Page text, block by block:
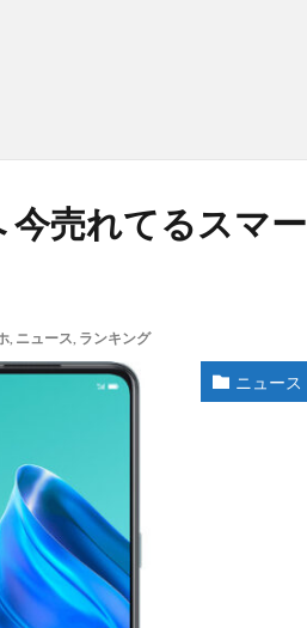
今売れてるスマー
, ニュース, ランキング
ニュース